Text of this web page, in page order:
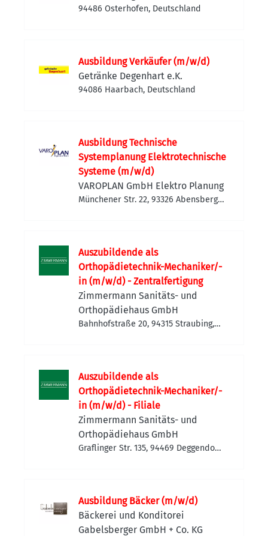
94486 Osterhofen, Deutschland
Ausbildung Verkäufer (m/w/d)
Getränke Degenhart e.K.
94086 Haarbach, Deutschland
Ausbildung Technische
Systemplanung Elektrotechnische
Systeme (m/w/d)
VAROPLAN GmbH Elektro Planung
Münchener Str. 22, 93326 Abensberg,
Auszubildende als
Orthopädietechnik-Mechaniker/-
in (m/w/d) - Zentralfertigung
Zimmermann Sanitäts- und
Orthopädiehaus GmbH
Bahnhofstraße 20, 94315 Straubing,
Auszubildende als
Orthopädietechnik-Mechaniker/-
in (m/w/d) - Filiale
Zimmermann Sanitäts- und
Orthopädiehaus GmbH
Graflinger Str. 135, 94469 Deggendorf,
Ausbildung Bäcker (m/w/d)
Bäckerei und Konditorei
Gabelsberger GmbH + Co. KG